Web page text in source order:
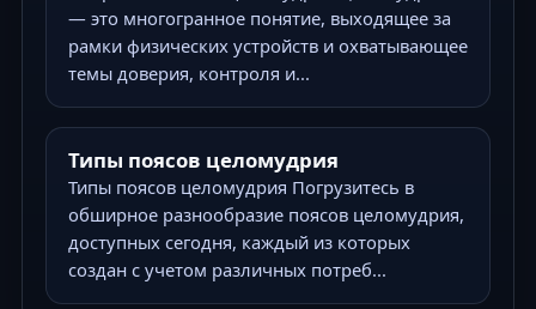
— это многогранное понятие, выходящее за
рамки физических устройств и охватывающее
темы доверия, контроля и...
Типы поясов целомудрия
Типы поясов целомудрия Погрузитесь в
обширное разнообразие поясов целомудрия,
доступных сегодня, каждый из которых
создан с учетом различных потреб...